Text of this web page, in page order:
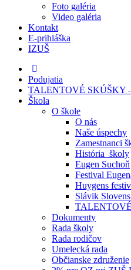
Foto galéria
Video galéria
Kontakt
E-prihláška
IZUŠ
Podujatia
TALENTOVÉ SKÚŠKY
Škola
O škole
O nás
Naše úspechy
Zamestnanci
História školy
Eugen Suchoň
Festival
Huygens
Slávik
Dokumenty
Rada školy
Rada rodičov
Umelecká rada
Občianske združenie